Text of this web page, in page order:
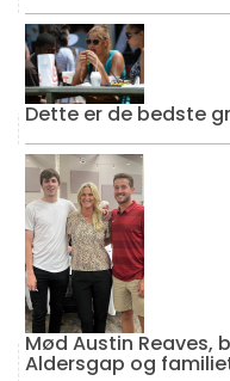
Dette er de bedste
Mød Austin Reaves,
Aldersgap og